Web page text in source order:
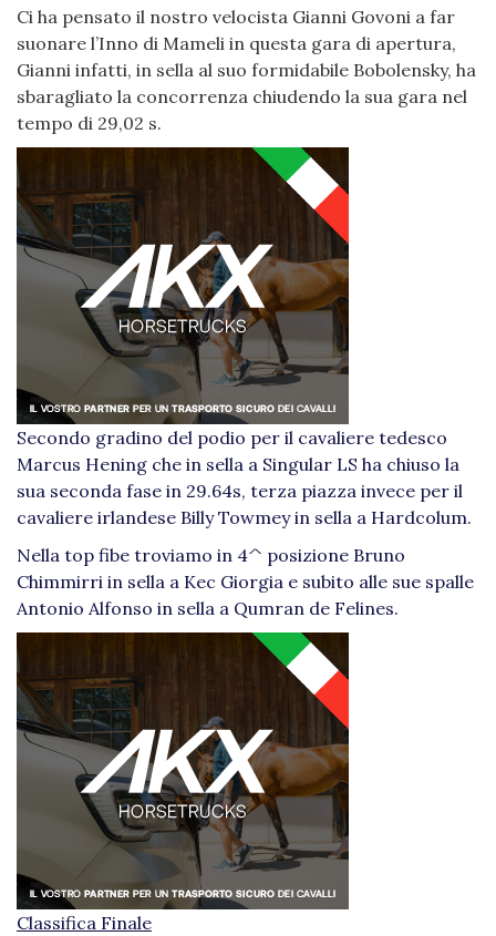
Ci ha pensato il nostro velocista Gianni Govoni a far
suonare l’Inno di Mameli in questa gara di apertura,
Gianni infatti, in sella al suo formidabile Bobolensky, ha
sbaragliato la concorrenza chiudendo la sua gara nel
tempo di 29,02 s.
Secondo gradino del podio per il cavaliere tedesco
Marcus Hening che in sella a Singular LS ha chiuso la
sua seconda fase in 29.64s, terza piazza invece per il
cavaliere irlandese Billy Towmey in sella a Hardcolum.
Nella top fibe troviamo in 4^ posizione Bruno
Chimmirri in sella a Kec Giorgia e subito alle sue spalle
Antonio Alfonso in sella a Qumran de Felines.
Classifica Finale